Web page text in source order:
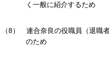
く一般に紹介するため
連合奈良の役職員（退職
のため